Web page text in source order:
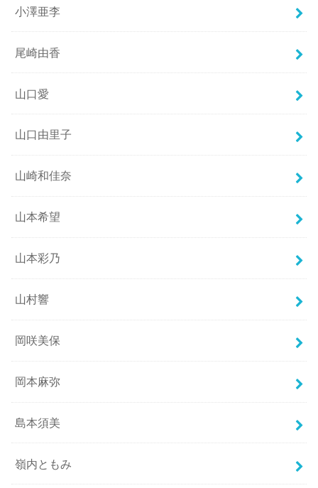
小澤亜李
尾崎由香
山口愛
山口由里子
山崎和佳奈
山本希望
山本彩乃
山村響
岡咲美保
岡本麻弥
島本須美
嶺内ともみ